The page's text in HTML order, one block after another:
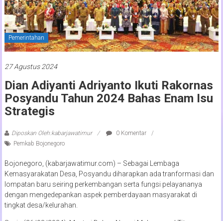
Pemerintahan
27 Agustus 2024
Dian Adiyanti Adriyanto Ikuti Rakornas
Posyandu Tahun 2024 Bahas Enam Isu
Strategis
Diposkan Oleh:kabarjawatimur
0 Komentar
Pemkab Bojonegoro
Bojonegoro, (kabarjawatimur.com) – Sebagai Lembaga
Kemasyarakatan Desa, Posyandu diharapkan ada tranformasi dan
lompatan baru seiring perkembangan serta fungsi pelayananya
dengan mengedepankan aspek pemberdayaan masyarakat di
tingkat desa/kelurahan.